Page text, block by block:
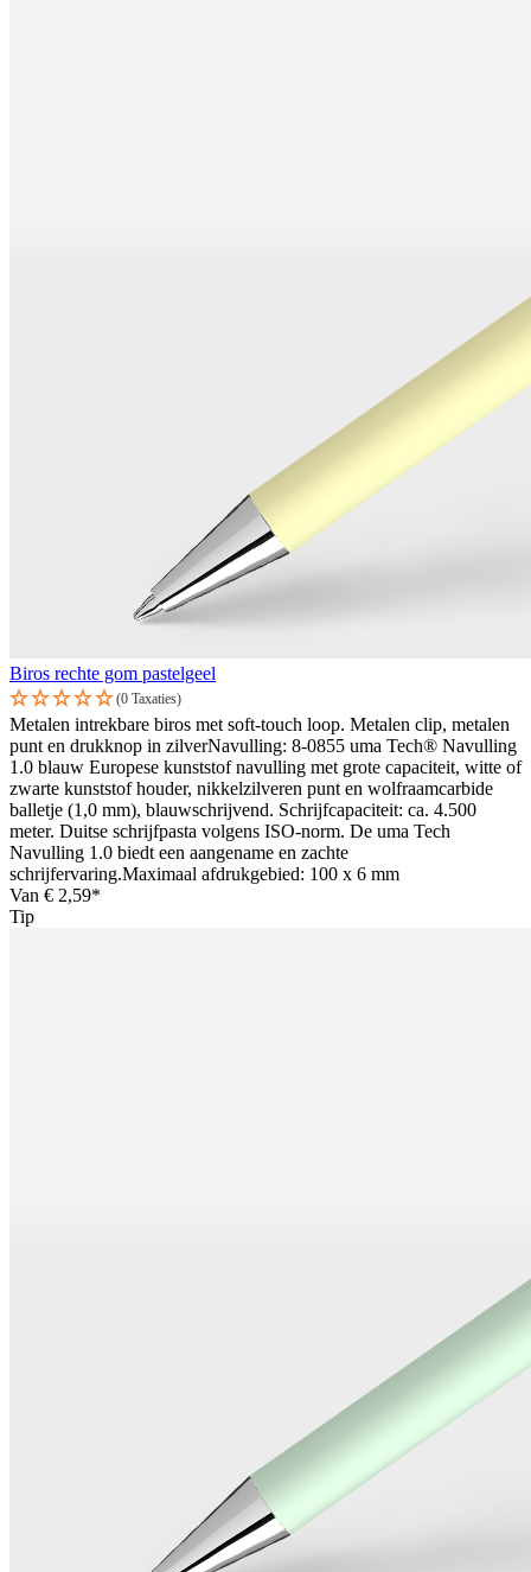
Biros rechte gom pastelgeel
(0 Taxaties)
Metalen intrekbare biros met soft-touch loop. Metalen clip, metalen
punt en drukknop in zilverNavulling: 8-0855 uma Tech® Navulling
1.0 blauw Europese kunststof navulling met grote capaciteit, witte of
zwarte kunststof houder, nikkelzilveren punt en wolfraamcarbide
balletje (1,0 mm), blauwschrijvend. Schrijfcapaciteit: ca. 4.500
meter. Duitse schrijfpasta volgens ISO-norm. De uma Tech
Navulling 1.0 biedt een aangename en zachte
schrijfervaring.Maximaal afdrukgebied: 100 x 6 mm
Van € 2,59*
Tip